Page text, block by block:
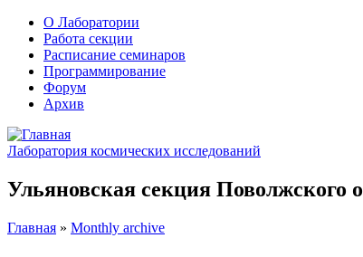
О Лаборатории
Работа секции
Расписание семинаров
Программирование
Форум
Архив
Лаборатория космических исследований
Ульяновская секция Поволжского
Главная » Monthly archive